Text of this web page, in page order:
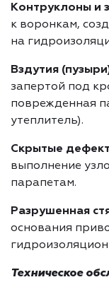
Контруклоны и
к воронкам,
на
Вздутия
запертой под
поврежденная
утеплитель).
Скрытые
выполнение
парапетам.
Разрушенная
основания
Техническое